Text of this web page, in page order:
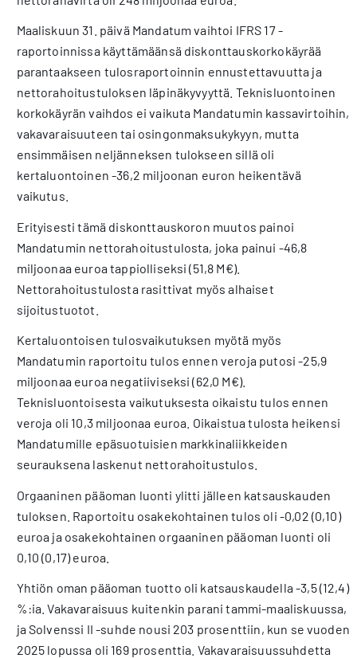
Maaliskuun 31. päivä Mandatum vaihtoi IFRS 17 -
raportoinnissa käyttämäänsä diskonttauskorkokäyrää
parantaakseen tulosraportoinnin ennustettavuutta ja
nettorahoitustuloksen läpinäkyvyyttä. Teknisluontoinen
korkokäyrän vaihdos ei vaikuta Mandatumin kassavirtoihin,
vakavaraisuuteen tai osingonmaksukykyyn, mutta
ensimmäisen neljänneksen tulokseen sillä oli
kertaluontoinen -36,2 miljoonan euron heikentävä
vaikutus.
Erityisesti tämä diskonttauskoron muutos painoi
Mandatumin nettorahoitustulosta, joka painui -46,8
miljoonaa euroa tappiolliseksi (51,8 M€).
Nettorahoitustulosta rasittivat myös alhaiset
sijoitustuotot.
Kertaluontoisen tulosvaikutuksen myötä myös
Mandatumin raportoitu tulos ennen veroja putosi -25,9
miljoonaa euroa negatiiviseksi (62,0 M€).
Teknisluontoisesta vaikutuksesta oikaistu tulos ennen
veroja oli 10,3 miljoonaa euroa. Oikaistua tulosta heikensi
Mandatumille epäsuotuisien markkinaliikkeiden
seurauksena laskenut nettorahoitustulos.
Orgaaninen pääoman luonti ylitti jälleen katsauskauden
tuloksen. Raportoitu osakekohtainen tulos oli -0,02 (0,10)
euroa ja osakekohtainen orgaaninen pääoman luonti oli
0,10 (0,17) euroa.
Yhtiön oman pääoman tuotto oli katsauskaudella -3,5 (12,4)
%:ia. Vakavaraisuus kuitenkin parani tammi-maaliskuussa,
ja Solvenssi II -suhde nousi 203 prosenttiin, kun se vuoden
2025 lopussa oli 169 prosenttia. Vakavaraisuussuhdetta